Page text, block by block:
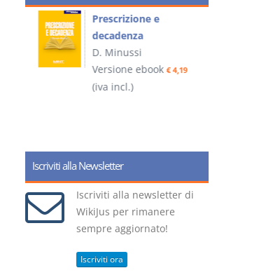
Prescrizione e
decadenza
D. Minussi
Versione ebook € 4,19
(iva incl.)
Iscriviti alla Newsletter
Iscriviti alla newsletter di
WikiJus per rimanere
sempre aggiornato!
Iscriviti ora